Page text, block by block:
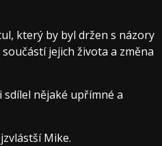
který by byl držen s názory
jejich života a změna
sdílel nějaké upřímné a
Mike.